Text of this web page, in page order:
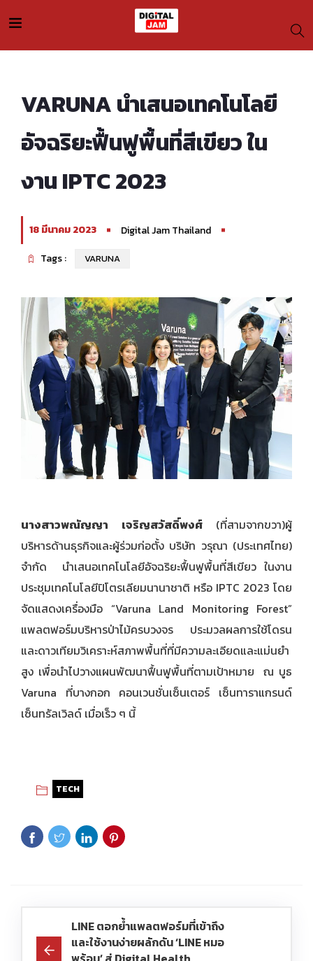
VARUNA นำเสนอเทคโนโลยี
อัจฉริยะฟื้นฟูพื้นที่สีเขียว ใน
งาน IPTC 2023
18 มีนาคม 2023
Digital Jam Thailand
Tags :
VARUNA
นางสาวพณัญญา เจริญสวัสดิ์พงศ์ (ที่สามจากขวา)ผู้
บริหารด้านธุรกิจและผู้ร่วมก่อตั้ง บริษัท วรุณา (ประเทศไทย)
จำกัด นำเสนอเทคโนโลยีอัจฉริยะฟื้นฟูพื้นที่สีเขียว ในงาน
ประชุมเทคโนโลยีปิโตรเลียมนานาชาติ หรือ IPTC 2023 โดย
จัดแสดงเครื่องมือ “Varuna Land Monitoring Forest”
แพลตฟอร์มบริหารป่าไม้ครบวงจร ประมวลผลการใช้โดรน
และดาวเทียมวิเคราะห์สภาพพื้นที่ที่มีความละเอียดและแม่นยำ
สูง เพื่อนำไปวางแผนพัฒนาฟื้นฟูพื้นที่ตามเป้าหมาย ณ บูธ
Varuna ที่บางกอก คอนเวนชั่นเซ็นเตอร์ เซ็นทาราแกรนด์
เซ็นทรัลเวิลด์ เมื่อเร็ว ๆ นี้
TECH
LINE ตอกย้ำแพลตฟอร์มที่เข้าถึง
และใช้งานง่ายผลักดัน ‘LINE หมอ